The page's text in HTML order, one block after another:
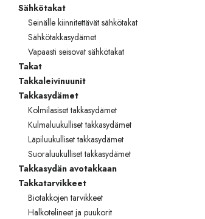
Sähkötakat
Seinälle kiinnitettävät sähkötakat
Sähkötakkasydämet
Vapaasti seisovat sähkötakat
Takat
Takkaleivinuunit
Takkasydämet
Kolmilasiset takkasydämet
Kulmaluukulliset takkasydämet
Läpiluukulliset takkasydämet
Suoraluukulliset takkasydämet
Takkasydän avotakkaan
Takkatarvikkeet
Biotakkojen tarvikkeet
Halkotelineet ja puukorit